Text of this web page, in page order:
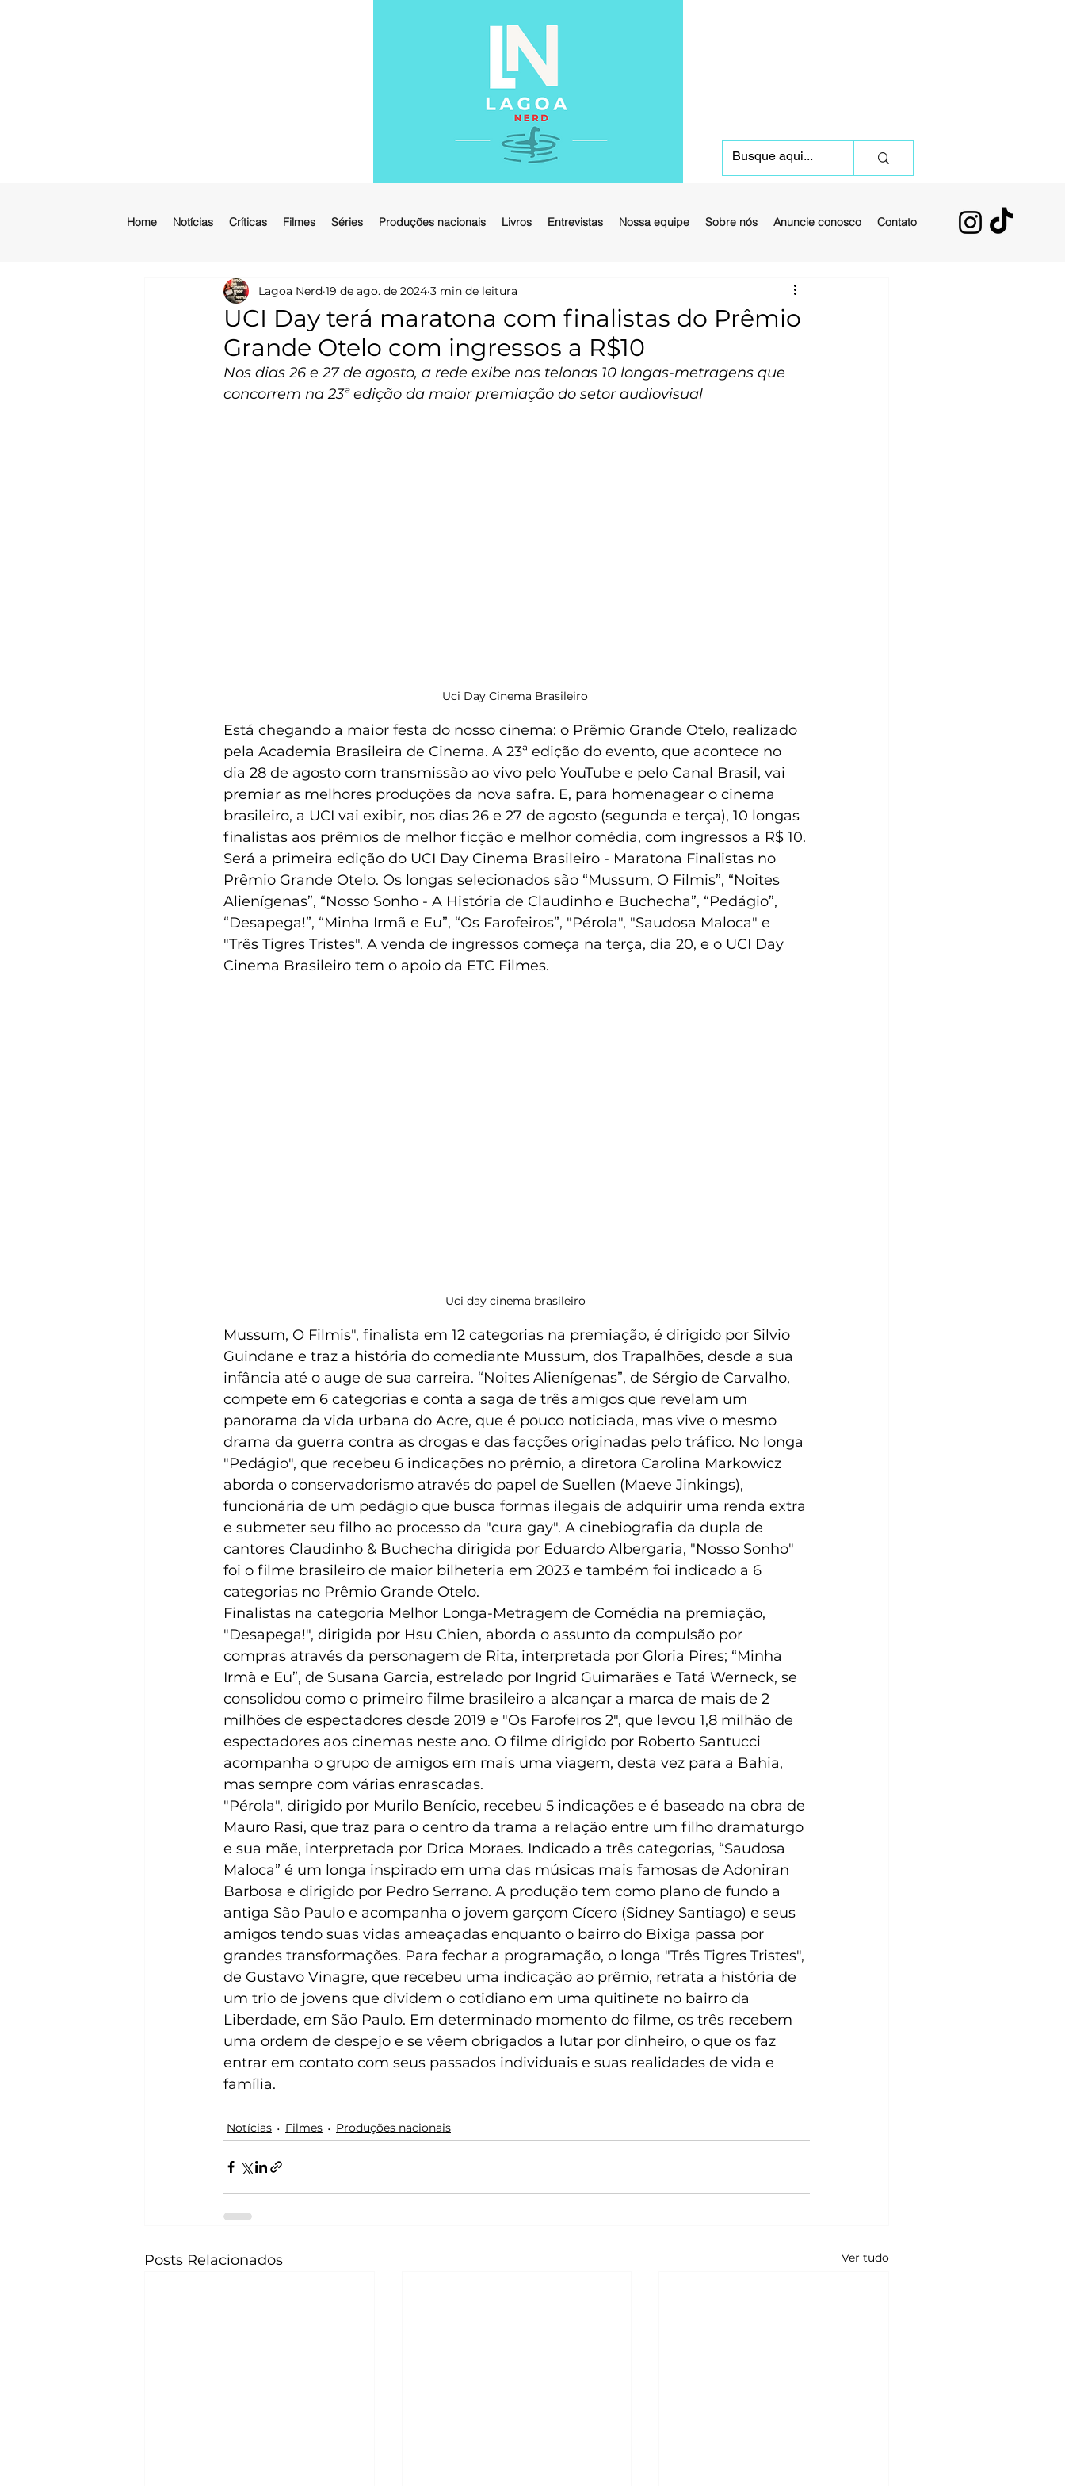
Home Notícias Críticas Filmes Séries Produções nacionais Livros Entrevistas Nossa equipe Sobre nós Anuncie conosco Contato
UCI Day terá maratona com finalistas do Prêmio
Grande Otelo com ingressos a R$10
Lagoa Nerd 19 de ago. de 2024 3 min de leitura
Nos dias 26 e 27 de agosto, a rede exibe nas telonas 10 longas-metragens que
concorrem na 23ª edição da maior premiação do setor audiovisual
Uci Day Cinema Brasileiro
Está chegando a maior festa do nosso cinema: o Prêmio Grande Otelo, realizado
pela Academia Brasileira de Cinema. A 23ª edição do evento, que acontece no
dia 28 de agosto com transmissão ao vivo pelo YouTube e pelo Canal Brasil, vai
premiar as melhores produções da nova safra. E, para homenagear o cinema
brasileiro, a UCI vai exibir, nos dias 26 e 27 de agosto (segunda e terça), 10 longas
finalistas aos prêmios de melhor ficção e melhor comédia, com ingressos a R$ 10.
Será a primeira edição do UCI Day Cinema Brasileiro - Maratona Finalistas no
Prêmio Grande Otelo. Os longas selecionados são “Mussum, O Filmis”, “Noites
Alienígenas”, “Nosso Sonho - A História de Claudinho e Buchecha”, “Pedágio”,
“Desapega!”, “Minha Irmã e Eu”, “Os Farofeiros”, "Pérola", "Saudosa Maloca" e
"Três Tigres Tristes". A venda de ingressos começa na terça, dia 20, e o UCI Day
Cinema Brasileiro tem o apoio da ETC Filmes.
Uci day cinema brasileiro
Mussum, O Filmis", finalista em 12 categorias na premiação, é dirigido por Silvio
Guindane e traz a história do comediante Mussum, dos Trapalhões, desde a sua
infância até o auge de sua carreira. “Noites Alienígenas”, de Sérgio de Carvalho,
compete em 6 categorias e conta a saga de três amigos que revelam um
panorama da vida urbana do Acre, que é pouco noticiada, mas vive o mesmo
drama da guerra contra as drogas e das facções originadas pelo tráfico. No longa
"Pedágio", que recebeu 6 indicações no prêmio, a diretora Carolina Markowicz
aborda o conservadorismo através do papel de Suellen (Maeve Jinkings),
funcionária de um pedágio que busca formas ilegais de adquirir uma renda extra
e submeter seu filho ao processo da "cura gay". A cinebiografia da dupla de
cantores Claudinho & Buchecha dirigida por Eduardo Albergaria, "Nosso Sonho"
foi o filme brasileiro de maior bilheteria em 2023 e também foi indicado a 6
categorias no Prêmio Grande Otelo.
Finalistas na categoria Melhor Longa-Metragem de Comédia na premiação,
"Desapega!", dirigida por Hsu Chien, aborda o assunto da compulsão por
compras através da personagem de Rita, interpretada por Gloria Pires; “Minha
Irmã e Eu”, de Susana Garcia, estrelado por Ingrid Guimarães e Tatá Werneck, se
consolidou como o primeiro filme brasileiro a alcançar a marca de mais de 2
milhões de espectadores desde 2019 e "Os Farofeiros 2", que levou 1,8 milhão de
espectadores aos cinemas neste ano. O filme dirigido por Roberto Santucci
acompanha o grupo de amigos em mais uma viagem, desta vez para a Bahia,
mas sempre com várias enrascadas.
"Pérola", dirigido por Murilo Benício, recebeu 5 indicações e é baseado na obra de
Mauro Rasi, que traz para o centro da trama a relação entre um filho dramaturgo
e sua mãe, interpretada por Drica Moraes. Indicado a três categorias, “Saudosa
Maloca” é um longa inspirado em uma das músicas mais famosas de Adoniran
Barbosa e dirigido por Pedro Serrano. A produção tem como plano de fundo a
antiga São Paulo e acompanha o jovem garçom Cícero (Sidney Santiago) e seus
amigos tendo suas vidas ameaçadas enquanto o bairro do Bixiga passa por
grandes transformações. Para fechar a programação, o longa "Três Tigres Tristes",
de Gustavo Vinagre, que recebeu uma indicação ao prêmio, retrata a história de
um trio de jovens que dividem o cotidiano em uma quitinete no bairro da
Liberdade, em São Paulo. Em determinado momento do filme, os três recebem
uma ordem de despejo e se vêem obrigados a lutar por dinheiro, o que os faz
entrar em contato com seus passados individuais e suas realidades de vida e
família.
Notícias Filmes Produções nacionais
Posts Relacionados Ver tudo